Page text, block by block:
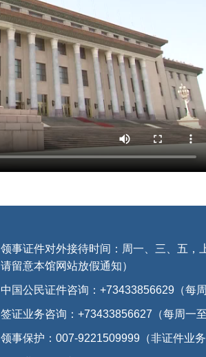
领事证件对外接待时间：周一、三、五，
请留意本馆网站放假通知）
中国公民证件咨询：+73433856629（每
签证业务咨询：+73433856627（每周一
领事保护：007-9221509999（非证件业务